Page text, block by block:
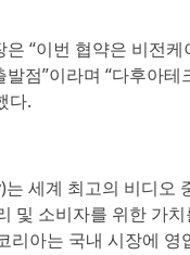
“이번 협약은 비전
점”이라며 “다후아
다.
세계 최고의 비디오
및 소비자를 위한 가
아는 국내 시장에